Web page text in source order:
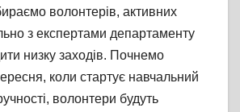
волонтерів, активних
з експертами департаменту
низку заходів. Почнемо
коли стартує навчальний
волонтери будуть